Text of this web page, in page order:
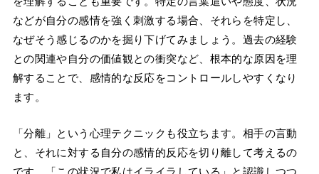
などが自分の感情を強く刺激する場合、それらを特定し、
なぜそう感じるのかを掘り下げてみましょう。過去の経験
との関連や自分の価値観との衝突など、根本的な原因を理
解することで、感情的な反応をコントロールしやすくなり
ます。
「分離」という心理テクニックも役立ちます。相手の言動
と、それに対する自分の感情的反応を切り離して考えるの